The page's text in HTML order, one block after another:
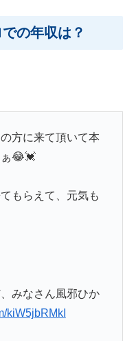
の年収は？
方に来て頂いて本
😂💓
もらえて、元気も
みなさん風邪ひか
kiW5jbRMkI